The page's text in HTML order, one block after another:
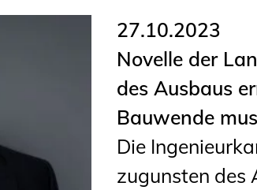
27.10.2023
Novelle der
des Ausbaus
Bauwende
Die
zugunsten des